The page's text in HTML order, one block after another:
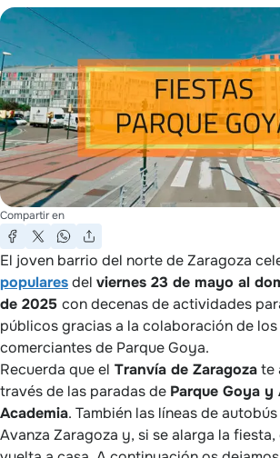
Compartir en
El joven barrio del norte de Zaragoza
popularesdel viernes 23 de mayo al
de 2025 con decenas de actividades
públicos gracias a la colaboración de
comerciantes de Parque Goya.
Recuerda que el Tranvía de Zaragozate
través de las paradas de Parque Goya y
Academia. También las líneas de
Avanza Zaragoza y, si se alarga la